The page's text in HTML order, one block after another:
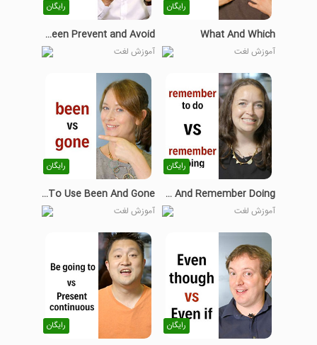
رایگان
What And Which
آموزش لغت
رایگان
The Differences Between Prevent and Avoid
آموزش لغت
رایگان
How to Use Remember To Do And Remember Doing
آموزش لغت
رایگان
How To Use Been And Gone
آموزش لغت
رایگان رایگان